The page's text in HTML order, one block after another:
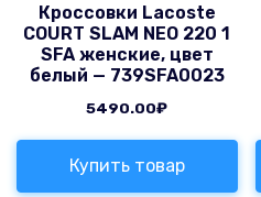
Кроссовки Lacoste
COURT SLAM NEO 220 1
SFA женские, цвет
белый — 739SFA0023
5490.00₽
Купить товар